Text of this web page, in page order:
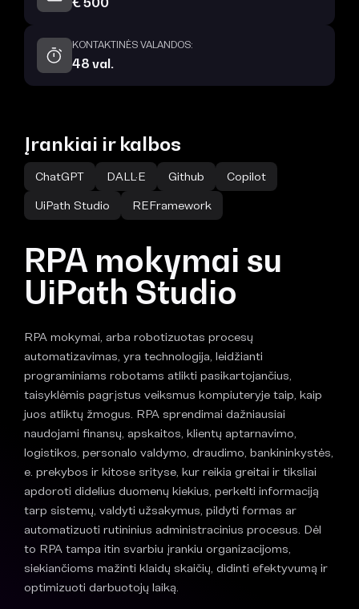
KONTAKTINĖS VALANDOS:
48 val.
Įrankiai ir kalbos
ChatGPT DALL·E Github
Copilot
UiPath Studio
REFramework
RPA mokymai su
UiPath Studio
RPA mokymai, arba robotizuotas procesų
automatizavimas, yra technologija, leidžianti
programiniams robotams atlikti pasikartojančius,
taisyklėmis pagrįstus veiksmus kompiuteryje taip, kaip
juos atliktų žmogus. RPA sprendimai dažniausiai
naudojami finansų, apskaitos, klientų aptarnavimo,
logistikos, personalo valdymo, draudimo, bankininkystės,
e. prekybos ir kitose srityse, kur reikia greitai ir tiksliai
apdoroti didelius duomenų kiekius, perkelti informaciją
tarp sistemų, valdyti užsakymus, pildyti formas ar
automatizuoti rutininius administracinius procesus. Dėl
to RPA tampa itin svarbiu įrankiu organizacijoms,
siekiančioms mažinti klaidų skaičių, didinti efektyvumą ir
optimizuoti darbuotojų laiką.